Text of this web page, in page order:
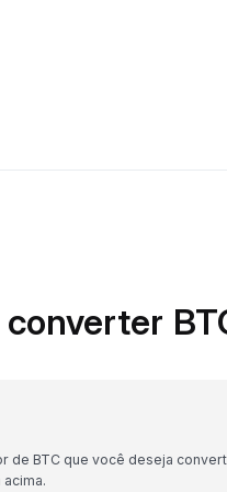
de BTC que você deseja